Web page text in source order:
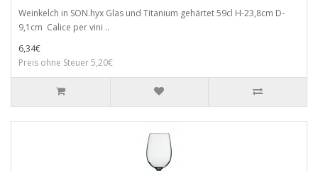
Weinkelch in SON.hyx Glas und Titanium gehärtet 59cl H-23,8cm D-
9,1cm Calice per vini ..
6,34€
Preis ohne Steuer 5,20€